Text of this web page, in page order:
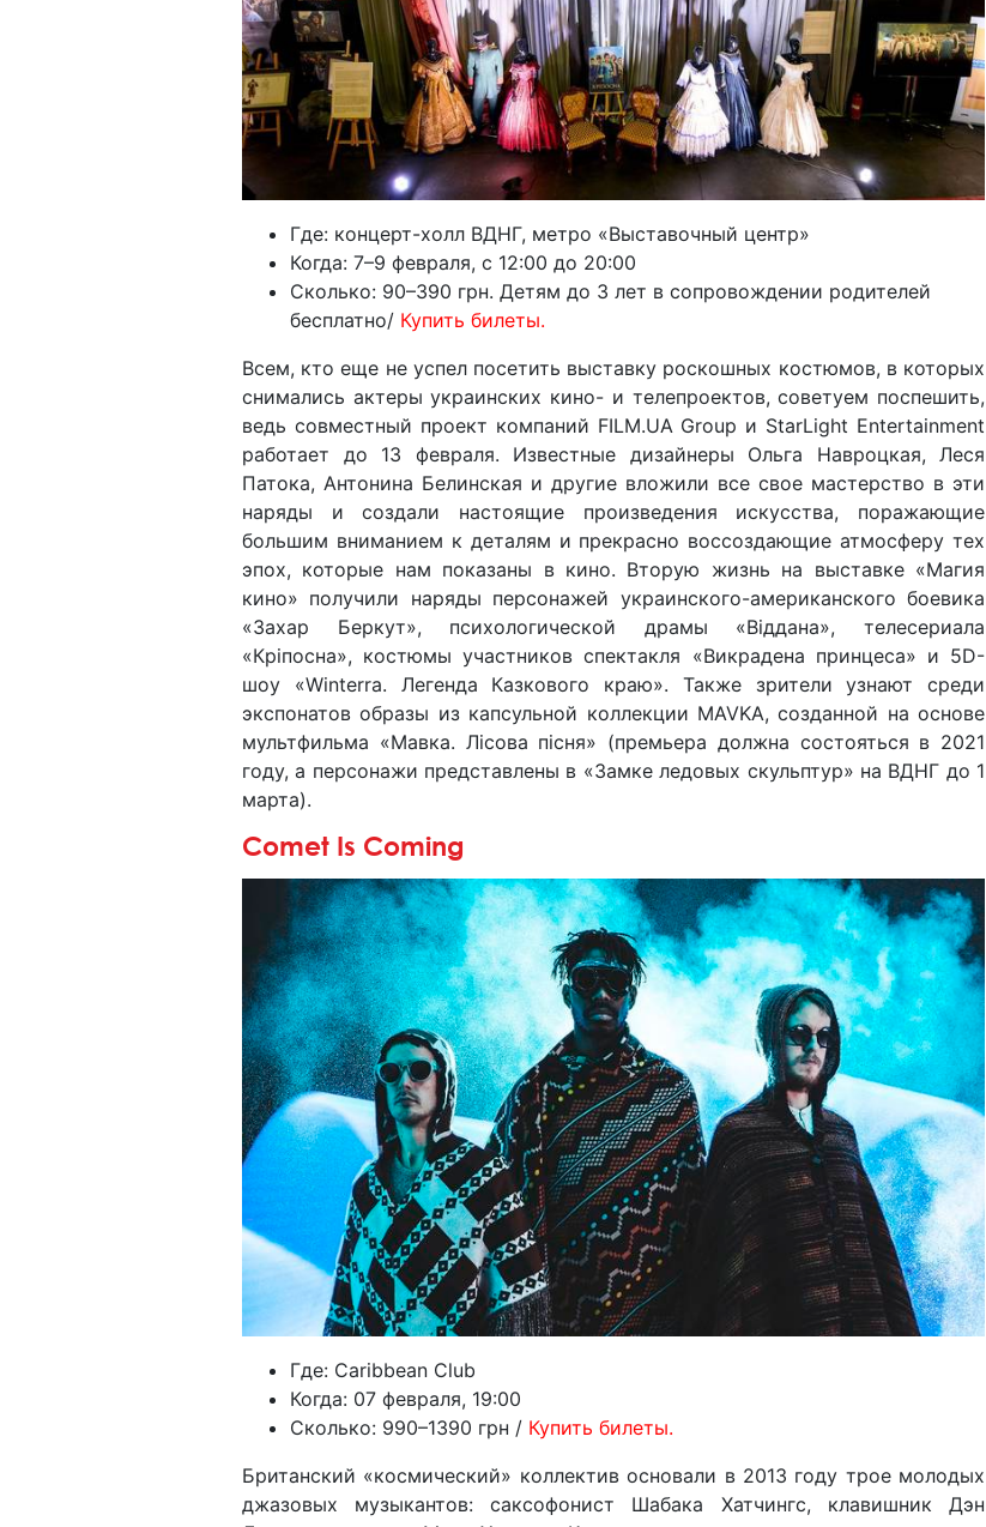
Где: концерт-холл ВДНГ, метро «Выставочный центр»
Когда: 7–9 февраля, с 12:00 до 20:00
Сколько: 90–390 грн. Детям до 3 лет в сопровождении родителей
бесплатно/ Купить билеты.
Всем, кто еще не успел посетить выставку роскошных костюмов, в которых
снимались актеры украинских кино- и телепроектов, советуем поспешить,
ведь совместный проект компаний FILM.UA Group и StarLight Entertainment
работает до 13 февраля. Известные дизайнеры Ольга Навроцкая, Леся
Патока, Антонина Белинская и другие вложили все свое мастерство в эти
наряды и создали настоящие произведения искусства, поражающие
большим вниманием к деталям и прекрасно воссоздающие атмосферу тех
эпох, которые нам показаны в кино. Вторую жизнь на выставке «Магия
кино» получили наряды персонажей украинского-американского боевика
«Захар Беркут», психологической драмы «Віддана», телесериала
«Кріпосна», костюмы участников спектакля «Викрадена принцеса» и 5D-
шоу «Winterra. Легенда Казкового краю». Также зрители узнают среди
экспонатов образы из капсульной коллекции MAVKA, созданной на основе
мультфильма «Мавка. Лісова пісня» (премьера должна состояться в 2021
году, а персонажи представлены в «Замке ледовых скульптур» на ВДНГ до 1
марта).
Comet Is Coming
Где: Caribbean Club
Когда: 07 февраля, 19:00
Сколько: 990–1390 грн / Купить билеты.
Британский «космический» коллектив основали в 2013 году трое молодых
джазовых музыкантов: саксофонист Шабака Хатчингс, клавишник Дэн